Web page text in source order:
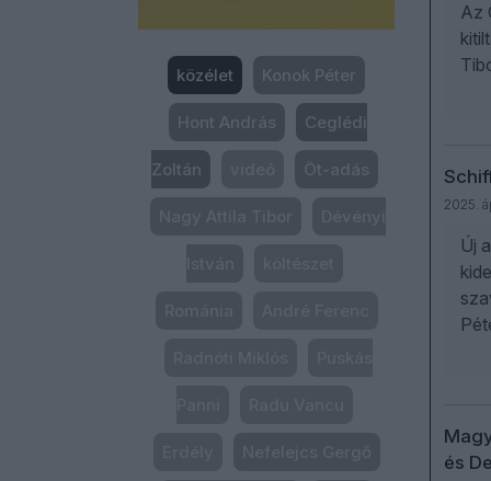
közélet Konok Péter
Hont András Ceglédi
Zoltán Öt-adás
Az
2025.
Új
és